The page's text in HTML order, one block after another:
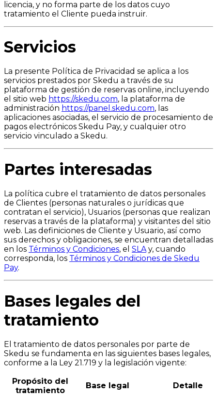
licencia, y no forma parte de los datos cuyo
tratamiento el Cliente pueda instruir.
Servicios
La presente Política de Privacidad se aplica a los
servicios prestados por Skedu a través de su
plataforma de gestión de reservas online, incluyendo
el sitio web https://skedu.com, la plataforma de
administración https://panel.skedu.com, las
aplicaciones asociadas, el servicio de procesamiento de
pagos electrónicos Skedu Pay, y cualquier otro
servicio vinculado a Skedu.
Partes interesadas
La política cubre el tratamiento de datos personales
de Clientes (personas naturales o jurídicas que
contratan el servicio), Usuarios (personas que realizan
reservas a través de la plataforma) y visitantes del sitio
web. Las definiciones de Cliente y Usuario, así como
sus derechos y obligaciones, se encuentran detalladas
en los Términos y Condiciones, el SLAy, cuando
corresponda, los Términos y Condiciones de Skedu
Pay.
Bases legales del
tratamiento
El tratamiento de datos personales por parte de
Skedu se fundamenta en las siguientes bases legales,
conforme a la Ley 21.719 y la legislación vigente:
Propósito del
tratamiento
Base legal Detalle